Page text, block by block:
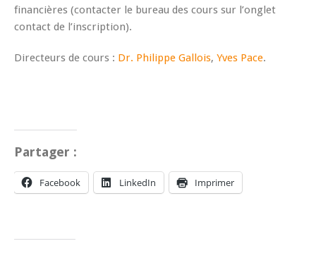
financières (contacter le bureau des cours sur l’onglet
contact de l’inscription).
Directeurs de cours : Dr. Philippe Gallois, Yves Pace.
Partager :
Facebook LinkedIn Imprimer